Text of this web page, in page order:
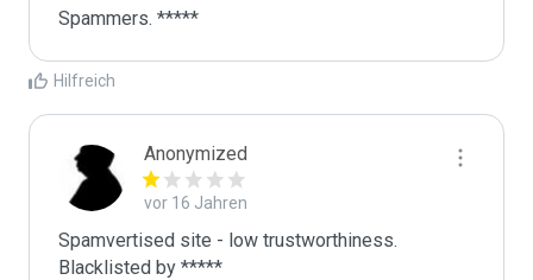
Spammers. *****
Hilfreich
Anonymized
vor 16 Jahren
Spamvertised site - low trustworthiness.
Blacklisted by *****